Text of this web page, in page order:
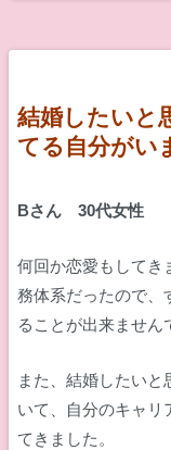
結婚したいと
てる自分がい
Bさん 30代女性
何回か恋愛もしてき
務体系だったので、
ることが出来ません
また、結婚したい
いて、自分のキャリ
てきました。